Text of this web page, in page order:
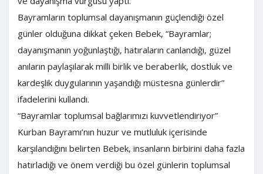
Bayramların toplumsal dayanışmanın güçlendiği özel
günler olduğuna dikkat çeken Bebek, “Bayramlar;
dayanışmanın yoğunlaştığı, hatıraların canlandığı, güzel
anıların paylaşılarak milli birlik ve beraberlik, dostluk ve
kardeşlik duygularının yaşandığı müstesna günlerdir”
ifadelerini kullandı.
“Bayramlar toplumsal bağlarımızı kuvvetlendiriyor”
Kurban Bayramı’nın huzur ve mutluluk içerisinde
karşılandığını belirten Bebek, insanların birbirini daha fazla
hatırladığı ve önem verdiği bu özel günlerin toplumsal